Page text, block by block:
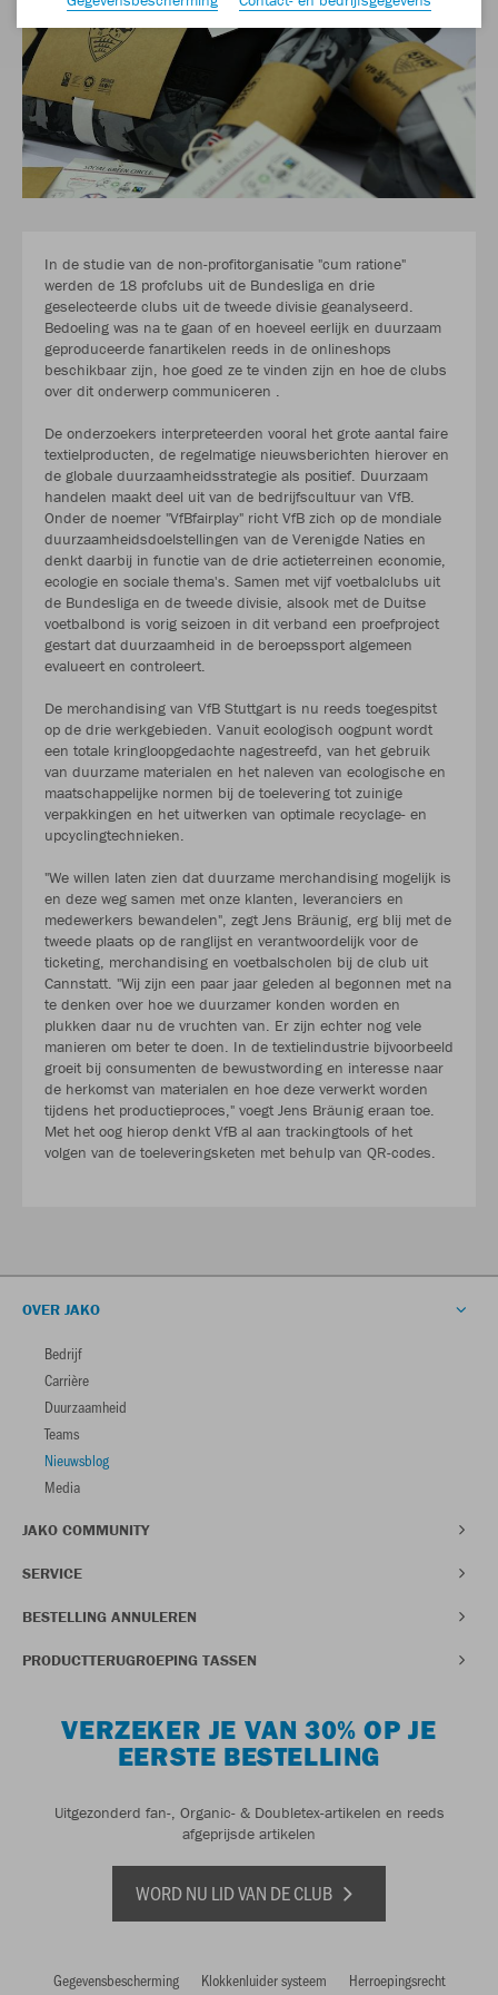
In de studie van de non-profitorganisatie "cum ratione"
werden de 18 profclubs uit de Bundesliga en drie
geselecteerde clubs uit de tweede divisie geanalyseerd.
Bedoeling was na te gaan of en hoeveel eerlijk en duurzaam
geproduceerde fanartikelen reeds in de onlineshops
beschikbaar zijn, hoe goed ze te vinden zijn en hoe de clubs
over dit onderwerp communiceren .
De onderzoekers interpreteerden vooral het grote aantal faire
textielproducten, de regelmatige nieuwsberichten hierover en
de globale duurzaamheidsstrategie als positief. Duurzaam
handelen maakt deel uit van de bedrijfscultuur van VfB.
Onder de noemer "VfBfairplay" richt VfB zich op de mondiale
duurzaamheidsdoelstellingen van de Verenigde Naties en
denkt daarbij in functie van de drie actieterreinen economie,
ecologie en sociale thema's. Samen met vijf voetbalclubs uit
de Bundesliga en de tweede divisie, alsook met de Duitse
voetbalbond is vorig seizoen in dit verband een proefproject
gestart dat duurzaamheid in de beroepssport algemeen
evalueert en controleert.
De merchandising van VfB Stuttgart is nu reeds toegespitst
op de drie werkgebieden. Vanuit ecologisch oogpunt wordt
een totale kringloopgedachte nagestreefd, van het gebruik
van duurzame materialen en het naleven van ecologische en
maatschappelijke normen bij de toelevering tot zuinige
verpakkingen en het uitwerken van optimale recyclage- en
upcyclingtechnieken.
"We willen laten zien dat duurzame merchandising mogelijk is
en deze weg samen met onze klanten, leveranciers en
medewerkers bewandelen", zegt Jens Bräunig, erg blij met de
tweede plaats op de ranglijst en verantwoordelijk voor de
ticketing, merchandising en voetbalscholen bij de club uit
Cannstatt. "Wij zijn een paar jaar geleden al begonnen met na
te denken over hoe we duurzamer konden worden en
plukken daar nu de vruchten van. Er zijn echter nog vele
manieren om beter te doen. In de textielindustrie bijvoorbeeld
groeit bij consumenten de bewustwording en interesse naar
de herkomst van materialen en hoe deze verwerkt worden
tijdens het productieproces," voegt Jens Bräunig eraan toe.
Met het oog hierop denkt VfB al aan trackingtools of het
volgen van de toeleveringsketen met behulp van QR-codes.
OVER JAKO
Bedrijf
Carrière
Duurzaamheid
Teams
Nieuwsblog
Media
JAKO COMMUNITY
SERVICE
BESTELLING ANNULEREN
PRODUCTTERUGROEPING TASSEN
VERZEKER JE VAN 30% OP JE
EERSTE BESTELLING
Uitgezonderd fan-, Organic- & Doubletex-artikelen en reeds
afgeprijsde artikelen
WORD NU LID VAN DE CLUB
Gegevensbescherming Klokkenluider systeem Herroepingsrecht